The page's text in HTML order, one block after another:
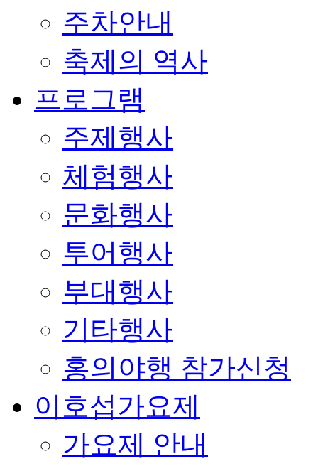
주차안내
축제의 역사
프로그램
주제행사
체험행사
문화행사
투어행사
부대행사
기타행사
홍의야행 참가신청
이호섭가요제
가요제 안내